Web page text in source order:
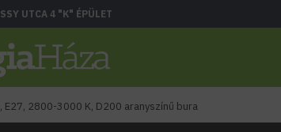
UTCA 4 "K" ÉPÜLET
2800-3000 K, D200 aranyszínű bura